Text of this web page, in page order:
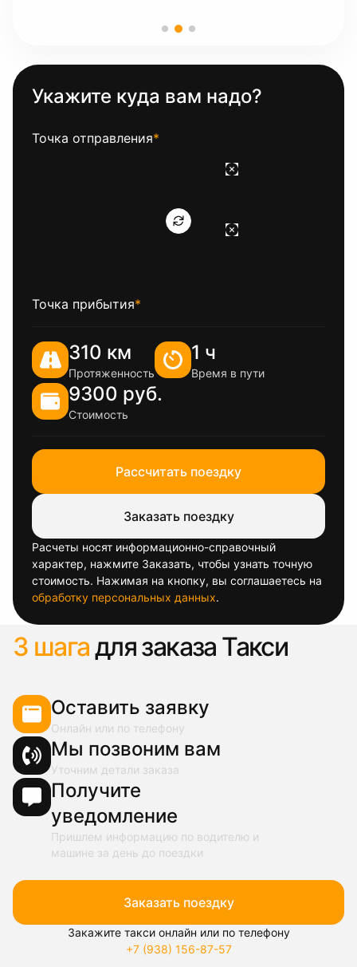
Укажите куда вам надо?
Точка отправления*
Точка прибытия*
310 км
Протяженность
1 ч
Время в пути
9300 руб.
Стоимость
Рассчитать поездку
Заказать поездку
Расчеты носят информационно-справочный
характер, нажмите Заказать, чтобы узнать точную
стоимость. Нажимая на кнопку, вы соглашаетесь на
обработку персональных данных.
3 шагадля заказа Такси
Оставить заявку
Онлайн или по телефону
Мы позвоним вам
Уточним детали заказа
Получите
уведомление
Пришлем информацию по водителю и
машине за день до поездки
Заказать поездку
Закажите такси онлайн или по телефону
+7 (938) 156-87-57